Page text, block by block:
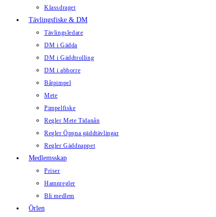
Klassdraget
Tävlingsfiske & DM
Tävlingsledare
DM i Gädda
DM i Gäddtrolling
DM i abborre
Båtpimpel
Mete
Pimpelfiske
Regler Mete Tidanån
Regler Öppna gäddtävlingar
Regler Gäddnappet
Medlemsskap
Priser
Hamnregler
Bli medlem
Örlen